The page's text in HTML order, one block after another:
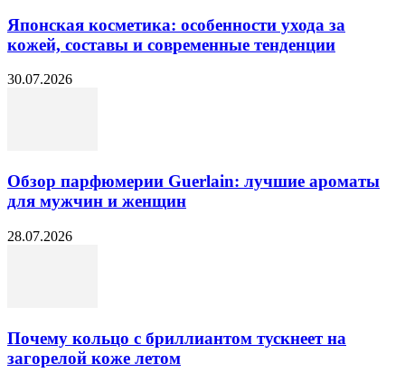
Японская косметика: особенности ухода за
кожей, составы и современные тенденции
30.07.2026
Обзор парфюмерии Guerlain: лучшие ароматы
для мужчин и женщин
28.07.2026
Почему кольцо с бриллиантом тускнеет на
загорелой коже летом